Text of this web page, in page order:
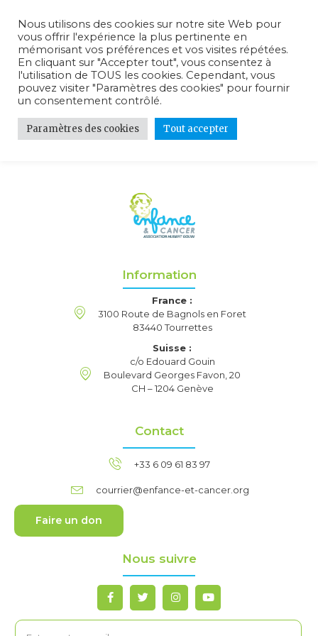
Reportages /
Vidéo
Information
France :
3100 Route de Bagnols en Foret
83440 Tourrettes
Suisse :
c/o Edouard Gouin
Boulevard Georges Favon, 20
CH – 1204 Genève
Contact
+33 6 09 61 83 97
courrier@enfance-et-cancer.org
Faire un don
Nous suivre
Nous utilisons des cookies sur notre site Web pour
vous offrir l'expérience la plus pertinente en
mémorisant vos préférences et vos visites répétées.
En cliquant sur "Accepter tout", vous consentez à
l'utilisation de TOUS les cookies. Cependant, vous
pouvez visiter "Paramètres des cookies" pour fournir
un consentement contrôlé.
Paramètres des cookies Tout accepter